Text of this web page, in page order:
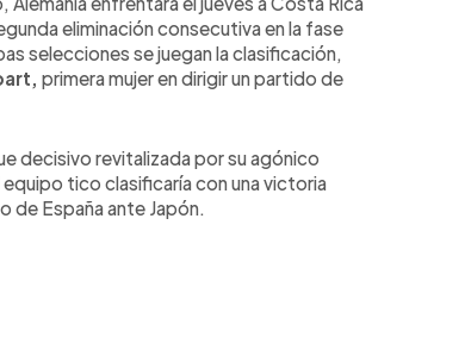
eliminación consecutiva en la fase
selecciones se juegan la clasificación,
primera mujer en dirigir un partido de
decisivo revitalizada por su agónico
tico clasificaría con una victoria
de España ante Japón.